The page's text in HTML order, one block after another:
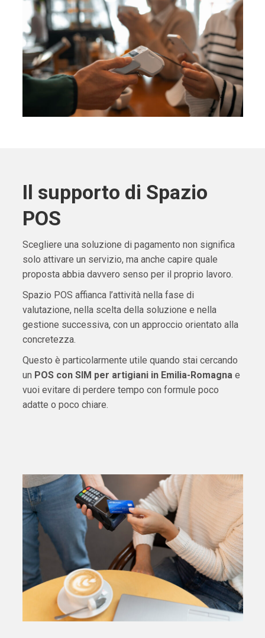
Il supporto di Spazio
POS
Scegliere una soluzione di pagamento non significa
solo attivare un servizio, ma anche capire quale
proposta abbia davvero senso per il proprio lavoro.
Spazio POS affianca l’attività nella fase di
valutazione, nella scelta della soluzione e nella
gestione successiva, con un approccio orientato alla
concretezza.
Questo è particolarmente utile quando stai cercando
un POS con SIM per artigiani in Emilia-Romagnae
vuoi evitare di perdere tempo con formule poco
adatte o poco chiare.